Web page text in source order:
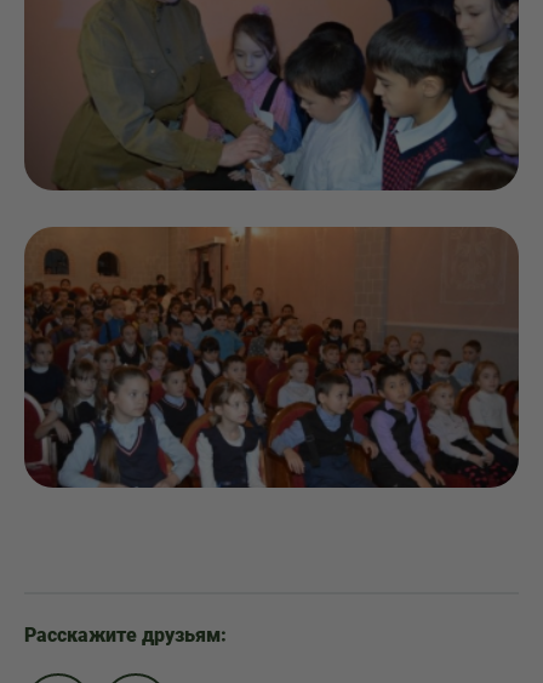
Расскажите друзьям: